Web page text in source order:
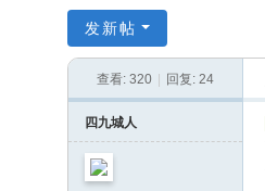
京
发新帖
查看: 320 回复: 24
四九城人